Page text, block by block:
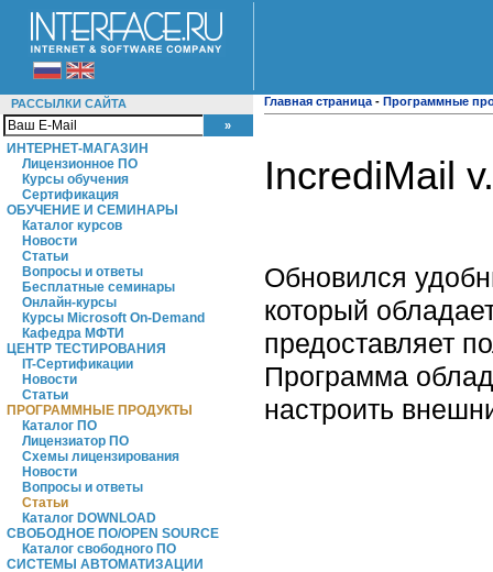
РАССЫЛКИ САЙТА
ИНТЕРНЕТ-МАГАЗИН
Лицензионное ПО
Курсы обучения
Сертификация
ОБУЧЕНИЕ И СЕМИНАРЫ
Каталог курсов
Новости
Статьи
Вопросы и ответы
Бесплатные семинары
Онлайн-курсы
Курсы Microsoft On-Demand
Кафедра МФТИ
ЦЕНТР ТЕСТИРОВАНИЯ
IT-Сертификации
Новости
Статьи
ПРОГРАММНЫЕ ПРОДУКТЫ
Каталог ПО
Лицензиатор ПО
Схемы лицензирования
Новости
Вопросы и ответы
Статьи
Каталог DOWNLOAD
СВОБОДНОЕ ПО/OPEN SOURCE
Каталог свободного ПО
СИСТЕМЫ АВТОМАТИЗАЦИИ
Главная страница - Программные
IncrediMail
Обновился
который
предоставляет
Программа
настроить